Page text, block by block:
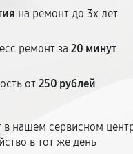
на ремонт до 3х лет
ремонт за20 минут
от250 рублей
в нашем сервисном
в тот же день